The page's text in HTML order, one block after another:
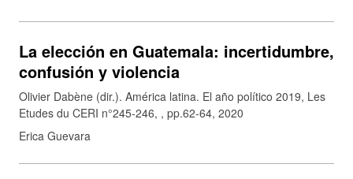
La elección en Guatemala: incertidumbre,
confusión y violencia
Olivier Dabène (dir.). América latina. El año político 2019, Les
Etudes du CERI n°245-246, , pp.62-64, 2020
Erica Guevara